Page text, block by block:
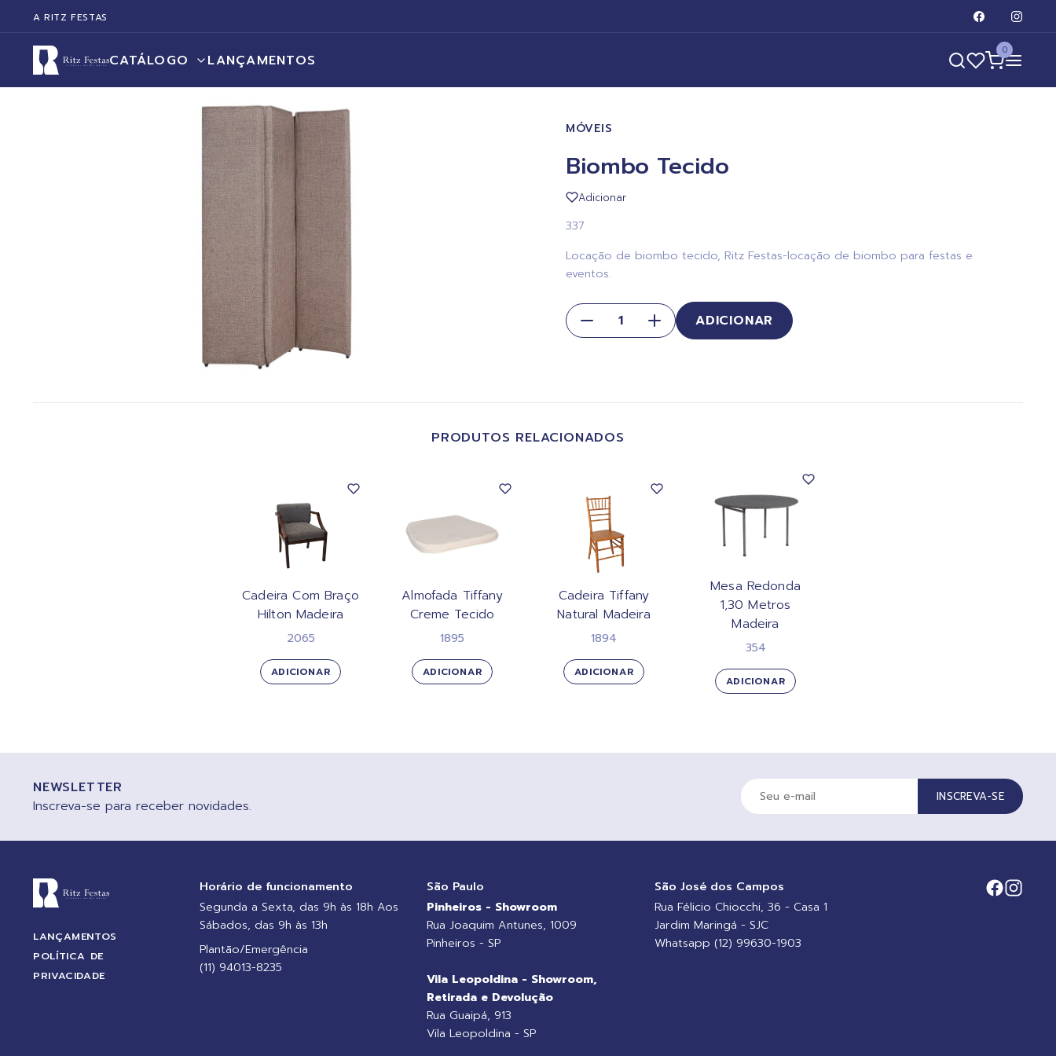
A RITZ FESTAS
CATÁLOGO LANÇAMENTOS
0
MÓVEIS
Biombo Tecido
Adicionar
337
Locação de biombo tecido, Ritz Festas-locação de biombo para festas e
eventos.
ADICIONAR
PRODUTOS RELACIONADOS
Cadeira Com Braço
Hilton Madeira
2065
ADICIONAR
Almofada Tiffany
Creme Tecido
1895
ADICIONAR
Cadeira Tiffany
Natural Madeira
1894
ADICIONAR
Mesa Redonda
1,30 Metros
Madeira
354
ADICIONAR
NEWSLETTER
Inscreva-se para receber novidades.
INSCREVA-SE
LANÇAMENTOS
POLÍTICA DE
PRIVACIDADE
Horário de funcionamento
Segunda a Sexta, das 9h às 18h Aos
Sábados, das 9h às 13h
Plantão/Emergência
(11) 94013-8235
São Paulo
Pinheiros - Showroom
Rua Joaquim Antunes, 1009
Pinheiros - SP
Vila Leopoldina - Showroom,
Retirada e Devolução
Rua Guaipá, 913
Vila Leopoldina - SP
São José dos Campos
Rua Félicio Chiocchi, 36 - Casa 1
Jardim Maringá - SJC
Whatsapp (12) 99630-1903